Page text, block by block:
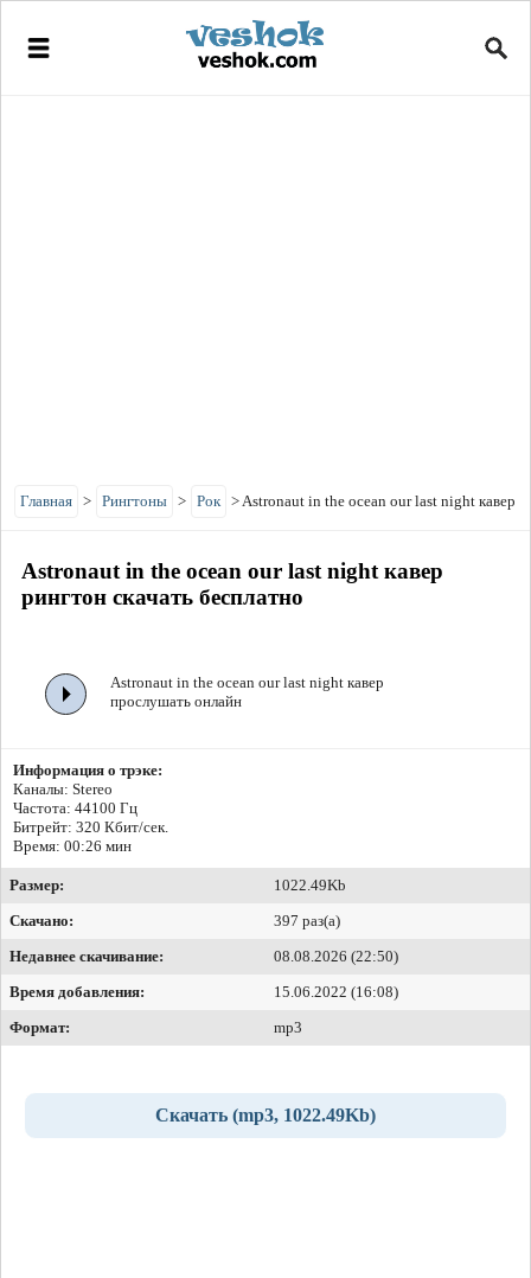
Главная > Рингтоны > Рок >Astronaut in the ocean our last night кавер
Astronaut in the ocean our last night кавер
рингтон скачать бесплатно
Astronaut in the ocean our last night кавер
прослушать онлайн
Информация о трэке:
Каналы: Stereo
Частота: 44100 Гц
Битрейт: 320 Кбит/сек.
Время: 00:26 мин
Размер:
1022.49Kb
Скачано:
397 раз(а)
Недавнее скачивание:
08.08.2026 (22:50)
Время добавления:
15.06.2022 (16:08)
Формат:
mp3
Скачать (mp3, 1022.49Kb)